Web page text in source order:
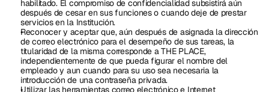
habilitado. El compromiso de confidencialidad subsistirá aún
después de cesar en sus funciones o cuando deje de prestar
servicios en la Institución.
Reconocer y aceptar que, aún después de asignada la dirección
de correo electrónico para el desempeño de sus tareas, la
titularidad de la misma corresponde a THE PLACE,
independientemente de que pueda figurar el nombre del
empleado y aun cuando para su uso sea necesaria la
introducción de una contraseña privada.
Utilizar las herramientas correo electrónico e Internet